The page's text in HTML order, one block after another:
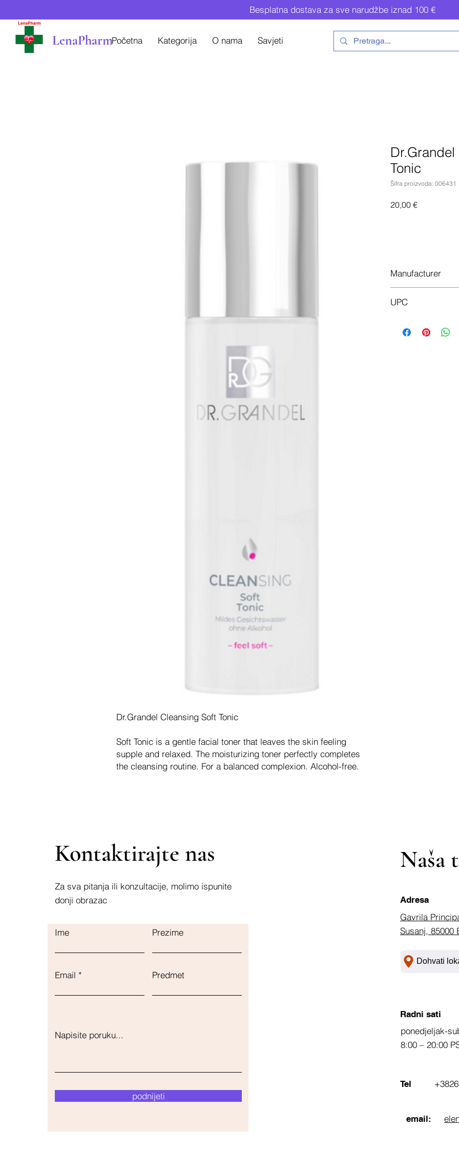
Besplatna dostava za sve narudžbe iznad 100 €
LenaPharmPočetna Kategorija O nama Savjeti
Dr.Grandel Cleansing Soft Tonic
Soft Tonic is a gentle facial toner that leaves the skin feeling
supple and relaxed. The moisturizing toner perfectly completes
the cleansing routine. For a balanced complexion. Alcohol-free.
Tonic
Šifra proizvoda: 006431
20,00 €Cijena
Manufacturer
UPC
Kontaktirajte nas
Za sva pitanja ili konzultacije, molimo ispunite
donji obrazac
Ime Prezime
Email Predmet
Napisite poruku...
podnijeti
Naša
Adresa
Gavrila
Susanj, 85000
Dohvati
Radni sati
ponedjeljak-
8:00 – 20:00
Tel
email: